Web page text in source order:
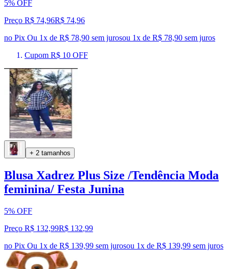
5% OFF
Preço R$ 74,96R$ 74,96
no Pix Ou 1x de R$ 78,90 sem jurosou 1x de R$ 78,90 sem juros
Cupom R$ 10 OFF
+ 2 tamanhos
Blusa Xadrez Plus Size /Tendência Moda
feminina/ Festa Junina
5% OFF
Preço R$ 132,99R$ 132,99
no Pix Ou 1x de R$ 139,99 sem jurosou 1x de R$ 139,99 sem juros